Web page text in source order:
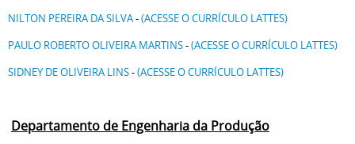
NILTON PEREIRA DA SILVA-(ACESSE O CURRÍCULO LATTES)
PAULO ROBERTO OLIVEIRA MARTINS-(ACESSE O CURRÍCULO LATTES)
SIDNEY DE OLIVEIRA LINS-(ACESSE O CURRÍCULO LATTES)
Departamento de Engenharia da Produção